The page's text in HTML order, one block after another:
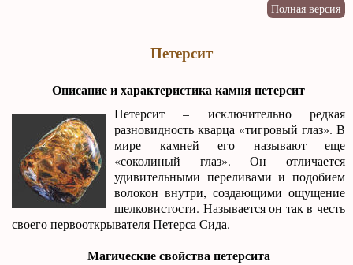
Петерсит
Описание и характеристика камня петерсит
Петерсит – исключительно редкая
разновидность кварца «тигровый глаз». В
мире камней его называют еще
«соколиный глаз». Он отличается
удивительными переливами и подобием
волокон внутри, создающими ощущение
шелковистости. Называется он так в честь
своего первооткрывателя Петерса Сида.
Магические свойства петерсита